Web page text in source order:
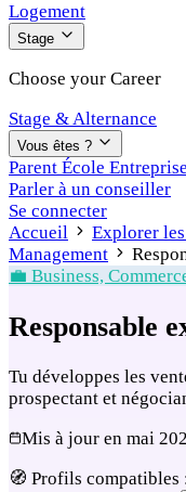
Logement
Stage
Choose your Career
Stage & Alternance
Vous êtes ?
Parent École Entreprise
Parler à un conseiller
Se connecter
Accueil
Explorer
Management
💼 Business,
Responsable
Tu développes les
prospectant et
Mis à jour en mai
🧭 Profils compatibles